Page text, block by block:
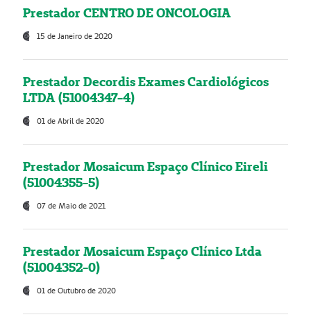
Prestador CENTRO DE ONCOLOGIA
15 de Janeiro de 2020
Prestador Decordis Exames Cardiológicos
LTDA (51004347-4)
01 de Abril de 2020
Prestador Mosaicum Espaço Clínico Eireli
(51004355-5)
07 de Maio de 2021
Prestador Mosaicum Espaço Clínico Ltda
(51004352-0)
01 de Outubro de 2020